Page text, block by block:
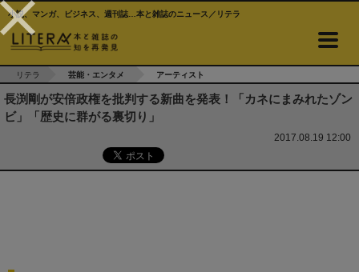
小説、マンガ、ビジネス、週刊誌…本と雑誌のニュース／リテラ
リテラ 芸能・エンタメ アーティスト
長渕剛が安倍政権を批判する新曲を発表！「カネにまみれたゾン
ビ」「歴史に群がる裏切り」
2017.08.19 12:00